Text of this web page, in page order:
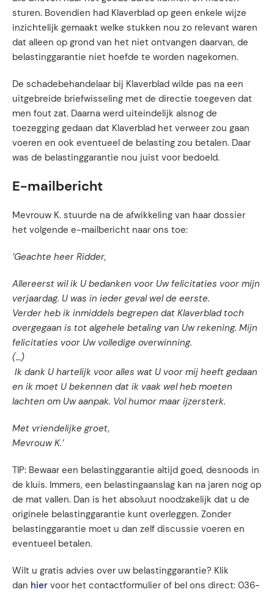
sturen. Bovendien had Klaverblad op geen enkele wijze
inzichtelijk gemaakt welke stukken nou zo relevant waren
dat alleen op grond van het niet ontvangen daarvan, de
belastinggarantie niet hoefde te worden nagekomen.
De schadebehandelaar bij Klaverblad wilde pas na een
uitgebreide briefwisseling met de directie toegeven dat
men fout zat. Daarna werd uiteindelijk alsnog de
toezegging gedaan dat Klaverblad het verweer zou gaan
voeren en ook eventueel de belasting zou betalen. Daar
was de belastinggarantie nou juist voor bedoeld.
E-mailbericht
Mevrouw K. stuurde na de afwikkeling van haar dossier
het volgende e-mailbericht naar ons toe:
‘Geachte heer Ridder,
Allereerst wil ik U bedanken voor Uw felicitaties voor mijn
verjaardag. U was in ieder geval wel de eerste.
Verder heb ik inmiddels begrepen dat Klaverblad toch
overgegaan is tot algehele betaling van Uw rekening. Mijn
felicitaties voor Uw volledige overwinning.
(…)
Ik dank U hartelijk voor alles wat U voor mij heeft gedaan
en ik moet U bekennen dat ik vaak wel heb moeten
lachten om Uw aanpak. Vol humor maar ijzersterk.
Met vriendelijke groet,
Mevrouw K.’
TIP: Bewaar een belastinggarantie altijd goed, desnoods in
de kluis. Immers, een belastingaanslag kan na jaren nog op
de mat vallen. Dan is het absoluut noodzakelijk dat u de
originele belastinggarantie kunt overleggen. Zonder
belastinggarantie moet u dan zelf discussie voeren en
eventueel betalen.
Wilt u gratis advies over uw belastinggarantie? Klik
dan hier voor het contactformulier of bel ons direct: 036-